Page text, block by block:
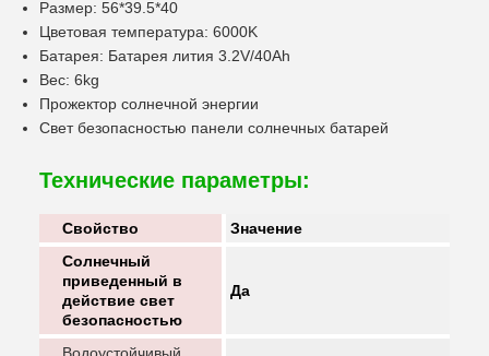
Размер: 56*39.5*40
Цветовая температура: 6000K
Батарея: Батарея лития 3.2V/40Ah
Вес: 6kg
Прожектор солнечной энергии
Свет безопасностью панели солнечных батарей
Технические параметры:
Свойство
Значение
Солнечный
приведенный в
действие свет
безопасностью
Да